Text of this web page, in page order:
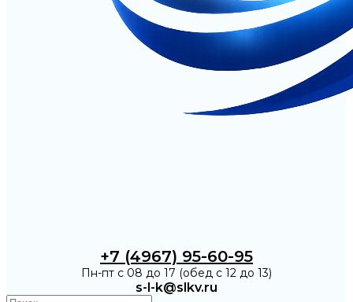
+7 (4967) 95-60-95
Пн-пт с 08 до 17 (обед с 12 до 13)
s-l-k@slkv.ru